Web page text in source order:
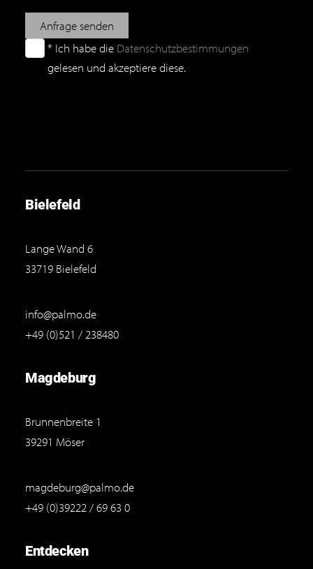
Anfrage senden
* Ich habe die Datenschutzbestimmungen
gelesen und akzeptiere diese.
Bielefeld
Lange Wand 6
33719 Bielefeld
info@palmo.de
+49 (0)521 / 238480
Magdeburg
Brunnenbreite 1
39291 Möser
magdeburg@palmo.de
+49 (0)39222 / 69 63 0
Entdecken